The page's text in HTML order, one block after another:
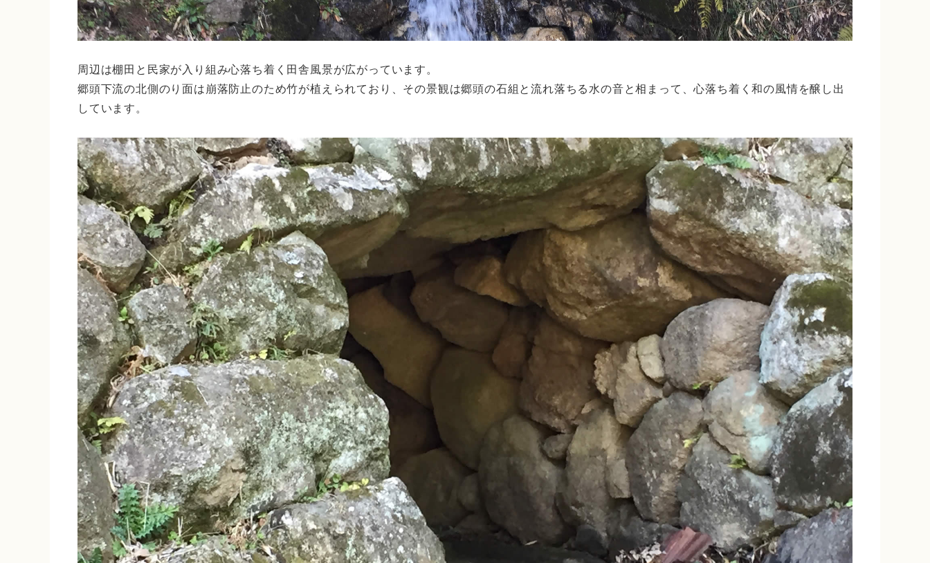
周辺は棚田と民家が入り組み心落ち着く田舎風景が広がっています。
郷頭下流の北側のり面は崩落防止のため竹が植えられており、その景観は郷頭の石組と流れ落ちる水の音と相まって、心落ち着く和の風情を醸し出
しています。